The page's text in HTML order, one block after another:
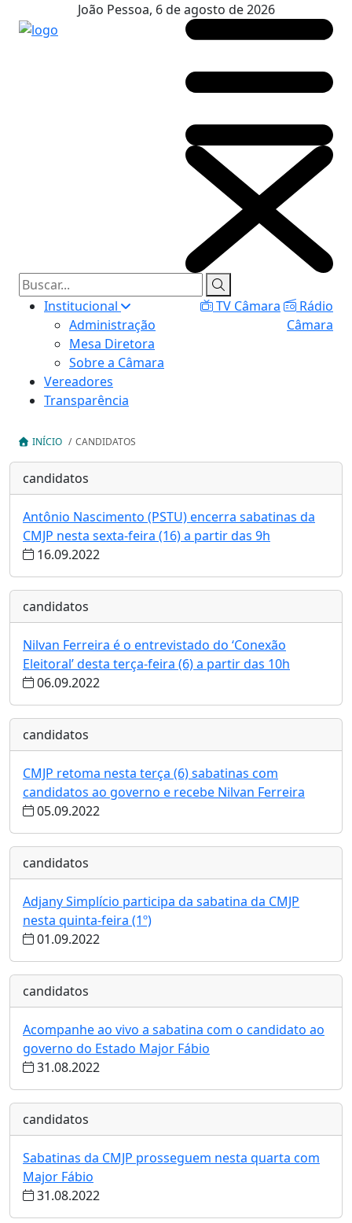
João Pessoa, 6 de agosto de 2026
Institucional
Administração
Mesa Diretora
Sobre a Câmara
Vereadores
Transparência
TV Câmara
Rádio
Câmara
INÍCIO / CANDIDATOS
candidatos
Antônio Nascimento (PSTU) encerra sabatinas da
CMJP nesta sexta-feira (16) a partir das 9h
16.09.2022
candidatos
Nilvan Ferreira é o entrevistado do ‘Conexão
Eleitoral’ desta terça-feira (6) a partir das 10h
06.09.2022
candidatos
CMJP retoma nesta terça (6) sabatinas com
candidatos ao governo e recebe Nilvan Ferreira
05.09.2022
candidatos
Adjany Simplício participa da sabatina da CMJP
nesta quinta-feira (1º)
01.09.2022
candidatos
Acompanhe ao vivo a sabatina com o candidato ao
governo do Estado Major Fábio
31.08.2022
candidatos
Sabatinas da CMJP prosseguem nesta quarta com
Major Fábio
31.08.2022